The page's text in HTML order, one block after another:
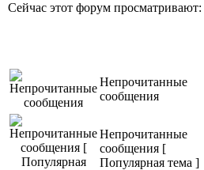
Сейчас этот форум просматривают:
Непрочитанные
сообщения
Непрочитанные
сообщения [
Популярная тема ]